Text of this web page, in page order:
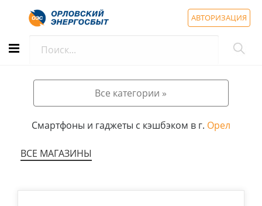
АВТОРИЗАЦИЯ
Все категории »
Смартфоны и гаджеты с кэшбэком в г. Орел
ВСЕ МАГАЗИНЫ